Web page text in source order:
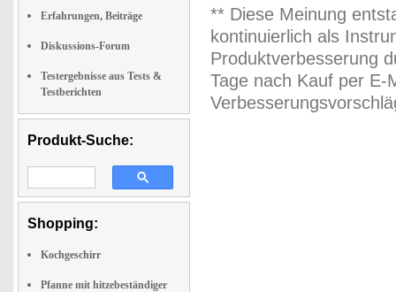
Erfahrungen, Beiträge
Diskussions-Forum
Testergebnisse aus Tests &
Testberichten
Produkt-Suche:
Shopping:
Kochgeschirr
Pfanne mit hitzebeständiger
** Diese Meinung
kontinuierlich als
Produktverbesserung
Tage nach Kauf per E-